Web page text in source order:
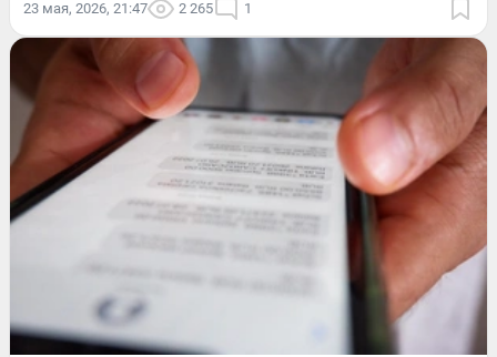
23 мая, 2026, 21:47 2 265 1